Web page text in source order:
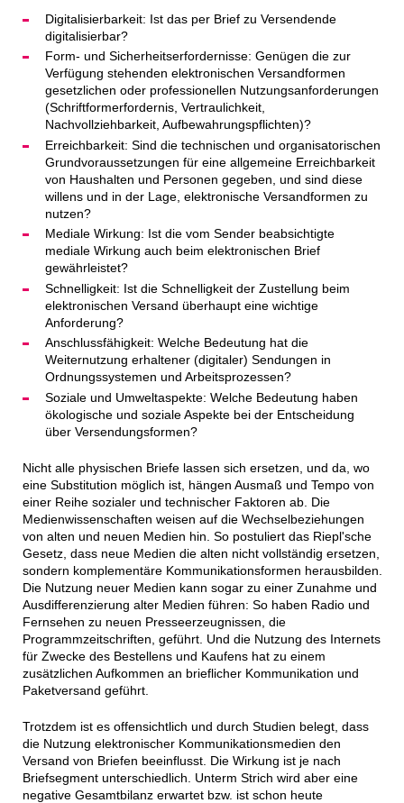
Digitalisierbarkeit: Ist das per Brief zu Versendende
digitalisierbar?
Form- und Sicherheitserfordernisse: Genügen die zur
Verfügung stehenden elektronischen Versandformen
gesetzlichen oder professionellen Nutzungsanforderungen
(Schriftformerfordernis, Vertraulichkeit,
Nachvollziehbarkeit, Aufbewahrungspflichten)?
Erreichbarkeit: Sind die technischen und organisatorischen
Grundvoraussetzungen für eine allgemeine Erreichbarkeit
von Haushalten und Personen gegeben, und sind diese
willens und in der Lage, elektronische Versandformen zu
nutzen?
Mediale Wirkung: Ist die vom Sender beabsichtigte
mediale Wirkung auch beim elektronischen Brief
gewährleistet?
Schnelligkeit: Ist die Schnelligkeit der Zustellung beim
elektronischen Versand überhaupt eine wichtige
Anforderung?
Anschlussfähigkeit: Welche Bedeutung hat die
Weiternutzung erhaltener (digitaler) Sendungen in
Ordnungssystemen und Arbeitsprozessen?
Soziale und Umweltaspekte: Welche Bedeutung haben
ökologische und soziale Aspekte bei der Entscheidung
über Versendungsformen?
Nicht alle physischen Briefe lassen sich ersetzen, und da, wo
eine Substitution möglich ist, hängen Ausmaß und Tempo von
einer Reihe sozialer und technischer Faktoren ab. Die
Medienwissenschaften weisen auf die Wechselbeziehungen
von alten und neuen Medien hin. So postuliert das Riepl'sche
Gesetz, dass neue Medien die alten nicht vollständig ersetzen,
sondern komplementäre Kommunikationsformen herausbilden.
Die Nutzung neuer Medien kann sogar zu einer Zunahme und
Ausdifferenzierung alter Medien führen: So haben Radio und
Fernsehen zu neuen Presseerzeugnissen, die
Programmzeitschriften, geführt. Und die Nutzung des Internets
für Zwecke des Bestellens und Kaufens hat zu einem
zusätzlichen Aufkommen an brieflicher Kommunikation und
Paketversand geführt.
Trotzdem ist es offensichtlich und durch Studien belegt, dass
die Nutzung elektronischer Kommunikationsmedien den
Versand von Briefen beeinflusst. Die Wirkung ist je nach
Briefsegment unterschiedlich. Unterm Strich wird aber eine
negative Gesamtbilanz erwartet bzw. ist schon heute